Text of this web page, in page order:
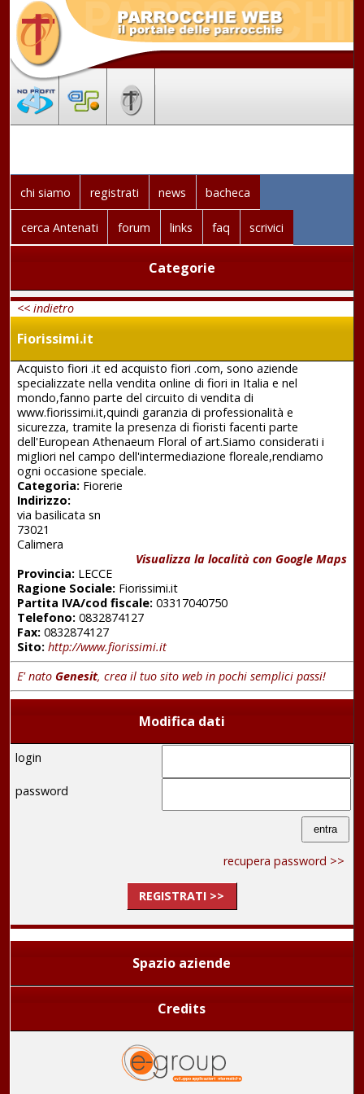
chi siamo registrati news bacheca
cerca Antenati forum links faq scrivici
Categorie
<< indietro
Fiorissimi.it
Acquisto fiori .it ed acquisto fiori .com, sono aziende
specializzate nella vendita online di fiori in Italia e nel
mondo,fanno parte del circuito di vendita di
www.fiorissimi.it,quindi garanzia di professionalità e
sicurezza, tramite la presenza di fioristi facenti parte
dell'European Athenaeum Floral of art.Siamo considerati i
migliori nel campo dell'intermediazione floreale,rendiamo
ogni occasione speciale.
Categoria:Fiorerie
Indirizzo:
via basilicata sn
73021
Calimera
Visualizza la località con Google Maps
Provincia:LECCE
Ragione Sociale:Fiorissimi.it
Partita IVA/cod fiscale:03317040750
Telefono:0832874127
Fax:0832874127
Sito: http://www.fiorissimi.it
E' nato Genesit, crea il tuo sito web in pochi semplici passi!
Modifica dati
login
password
recupera password >>
REGISTRATI >>
Spazio aziende
Credits